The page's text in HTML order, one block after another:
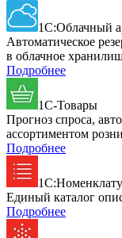
1С:Облачный
Автоматическое
в облачное
Подробнее
1С-Товары
Прогноз спроса,
ассортиментом
Подробнее
Единый каталог
Подробнее